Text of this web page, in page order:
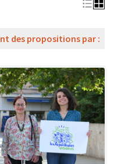
des propositions par :